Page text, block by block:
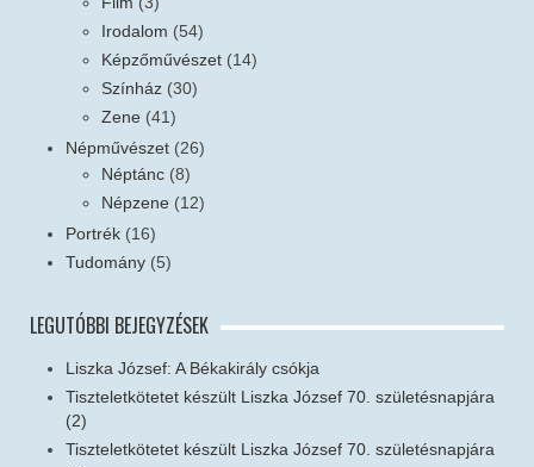
Irodalom (54)
Képzőművészet (14)
Színház (30)
Zene (41)
Népművészet (26)
Néptánc (8)
Népzene (12)
Portrék (16)
Tudomány (5)
LEGUTÓBBI BEJEGYZÉSEK
Liszka József: A Békakirály csókja
Tiszteletkötetet készült Liszka József 70. születésnapjára
(2)
Tiszteletkötetet készült Liszka József 70. születésnapjára